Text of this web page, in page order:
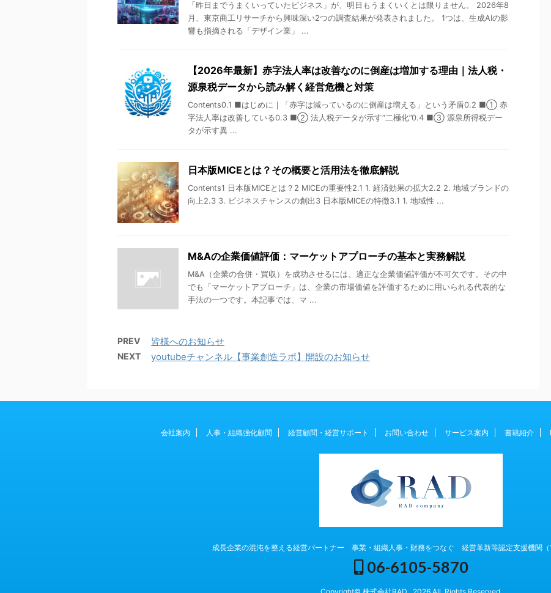
「昨日までうまくいっていたビジネス」が、明日もうまくいくとは限りません。 2026年8
月、東京商工リサーチから興味深い2つの調査結果が発表されました。 1つは、生成AIの影
響も指摘される「デザイン業」 ...
【2026年最新】赤字法人率は改善なのに倒産は増加する理由｜法人税・
源泉税データから読み解く経営危機と対策
Contents0.1 ■はじめに｜「赤字は減っているのに倒産は増える」という矛盾0.2 ■① 赤
字法人率は改善している0.3 ■② 法人税データが示す“二極化”0.4 ■③ 源泉所得税デー
タが示す異 ...
日本版MICEとは？その概要と活用法を徹底解説
Contents1 日本版MICEとは？2 MICEの重要性2.1 1. 経済効果の拡大2.2 2. 地域ブランドの
向上2.3 3. ビジネスチャンスの創出3 日本版MICEの特徴3.1 1. 地域性 ...
M&Aの企業価値評価：マーケットアプローチの基本と実務解説
M&A（企業の合併・買収）を成功させるには、適正な企業価値評価が不可欠です。その中
でも「マーケットアプローチ」は、企業の市場価値を評価するために用いられる代表的な
手法の一つです。本記事では、マ ...
PREV 皆様へのお知らせ
NEXT youtubeチャンネル【事業創造ラボ】開設のお知らせ
会社案内 人事・組織強化顧問 経営顧問・経営サポート お問い合わせ サービス案内 書籍紹介
成長企業の混沌を整える経営パートナー 事業・組織人事・財務をつなぐ 経営革新等認定支援機関（
06-6105-5870